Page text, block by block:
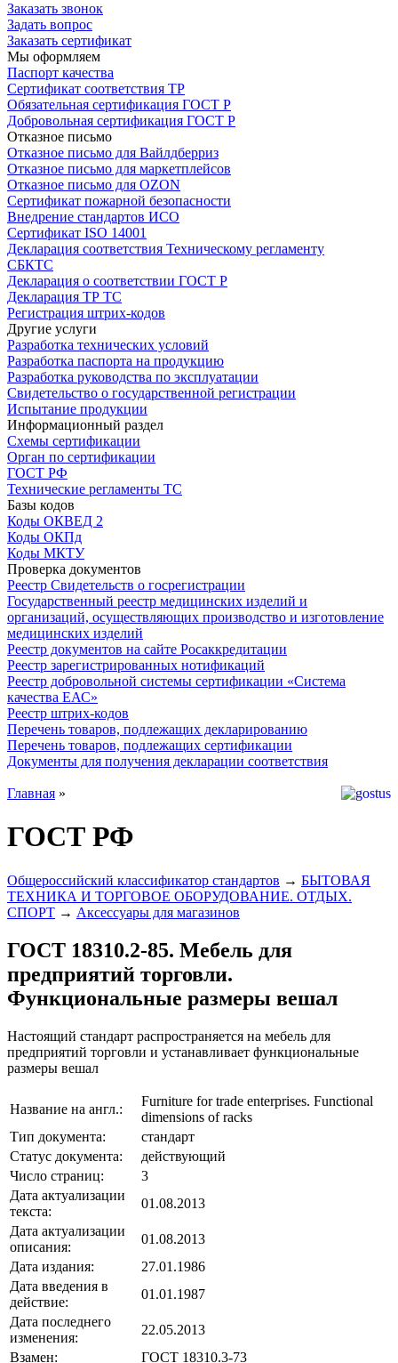
Заказать звонок
Задать вопрос
Заказать сертификат
Мы оформляем
Паспорт качества
Сертификат соответствия ТР
Обязательная сертификация ГОСТ Р
Добровольная сертификация ГОСТ Р
Отказное письмо
Отказное письмо для Вайлдберриз
Отказное письмо для маркетплейсов
Отказное письмо для OZON
Сертификат пожарной безопасности
Внедрение стандартов ИСО
Сертификат ISO 14001
Декларация соответствия Техническому регламенту
СБКТС
Декларация о соответствии ГОСТ Р
Декларация ТР ТС
Регистрация штрих-кодов
Другие услуги
Разработка технических условий
Разработка паспорта на продукцию
Разработка руководства по эксплуатации
Свидетельство о государственной регистрации
Испытание продукции
Информационный раздел
Схемы сертификации
Орган по сертификации
ГОСТ РФ
Технические регламенты ТС
Базы кодов
Коды ОКВЕД 2
Коды ОКПд
Коды МКТУ
Проверка документов
Реестр Свидетельств о госрегистрации
Государственный реестр медицинских изделий и
организаций, осуществляющих производство и изготовление
медицинских изделий
Реестр документов на сайте Росаккредитации
Реестр зарегистрированных нотификаций
Реестр добровольной системы сертификации «Система
качества ЕАС»
Реестр штрих-кодов
Перечень товаров, подлежащих декларированию
Перечень товаров, подлежащих сертификации
Документы для получения декларации соответствия
Главная »
ГОСТ РФ
Общероссийский классификатор стандартов → БЫТОВАЯ
ТЕХНИКА И ТОРГОВОЕ ОБОРУДОВАНИЕ. ОТДЫХ.
СПОРТ → Аксессуары для магазинов
ГОСТ 18310.2-85. Мебель для
предприятий торговли.
Функциональные размеры вешал
Настоящий стандарт распространяется на мебель для
предприятий торговли и устанавливает функциональные
размеры вешал
Название на англ.:
Furniture for trade enterprises. Functional
dimensions of racks
Тип документа:
стандарт
Статус документа:
действующий
Число страниц:
3
Дата актуализации
текста:
01.08.2013
Дата актуализации
описания:
01.08.2013
Дата издания:
27.01.1986
Дата введения в
действие:
01.01.1987
Дата последнего
изменения:
22.05.2013
Взамен:
ГОСТ 18310.3-73